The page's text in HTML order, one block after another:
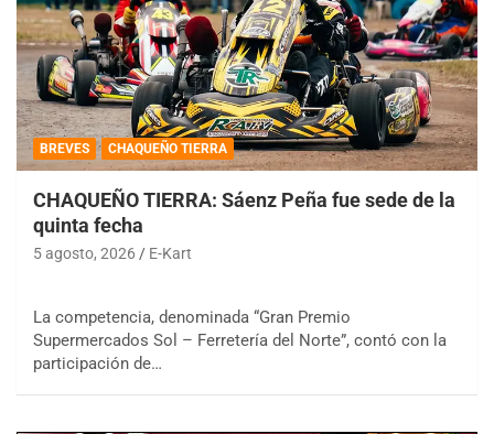
BREVES CHAQUEÑO TIERRA
CHAQUEÑO TIERRA: Sáenz Peña fue sede de la
quinta fecha
5 agosto, 2026 E-Kart
La competencia, denominada “Gran Premio
Supermercados Sol – Ferretería del Norte”, contó con la
participación de…